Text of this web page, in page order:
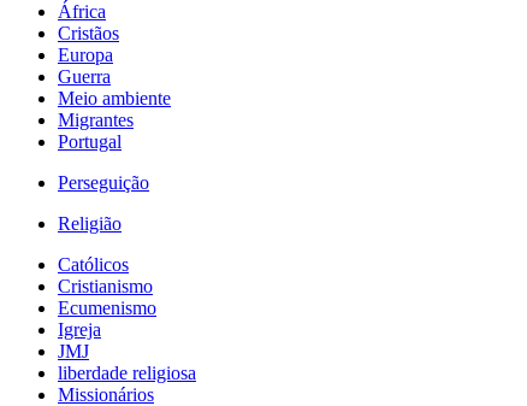
África
Cristãos
Europa
Guerra
Meio ambiente
Migrantes
Portugal
Perseguição
Religião
Católicos
Cristianismo
Ecumenismo
Igreja
JMJ
liberdade religiosa
Missionários